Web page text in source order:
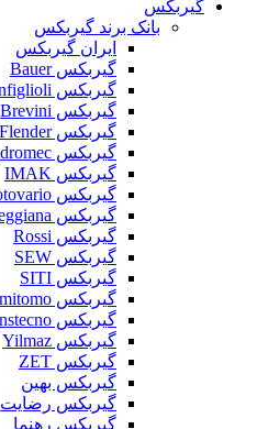
گیربکس
بانک برند گیربکس
ایران گیربکس
گیربکس Bauer
گیربکس Bonfiglioli
گیربکس Brevini
گیربکس Flender
گیربکس Hydromec
گیربکس IMAK
گیربکس Motovario
گیربکس Reggiana
گیربکس Rossi
گیربکس SEW
گیربکس SITI
گیربکس Sumitomo
گیربکس Transtecno
گیربکس Yilmaz
گیربکس ZET
گیربکس بهین
گیربکس رضایت
گیربکس رهنما